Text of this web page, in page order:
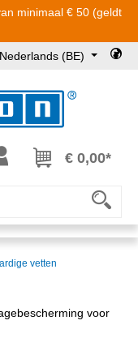
minimaal € 50 (geldt
Nederlands (BE)
0 items op je€ 0,00*
vetten